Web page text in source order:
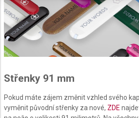
Střenky 91 mm
Pokud máte zájem změnit vzhled svého
vyměnit původní střenky za nové, ZDE
Store and/or access information on a
Use limited data to select advertising
Create profiles for personalised
Use profiles to select personalised